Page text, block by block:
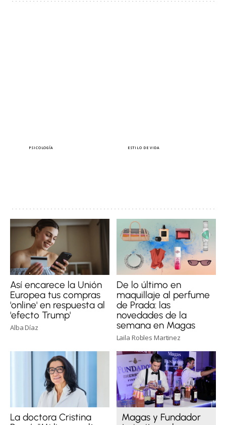
PSICOLOGÍA ESTILO DE VIDA
Así encarece la Unión
Europea tus compras
'online' en respuesta al
'efecto Trump'
Alba Díaz
De lo último en
maquillaje al perfume
de Prada: las
novedades de la
semana en Magas
Laila Robles Martinez
La doctora Cristina
Magas y Fundador